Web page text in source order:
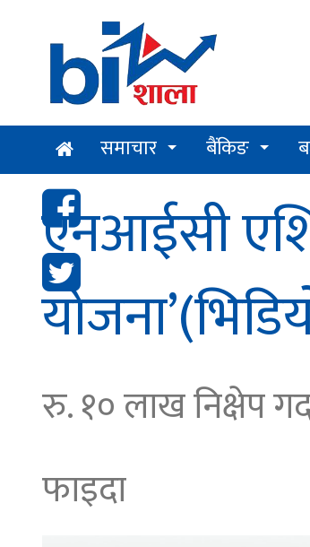
समाचार बैंकिङ
एनआईसी
रु. १० लाख निक्षेप
फाइदा